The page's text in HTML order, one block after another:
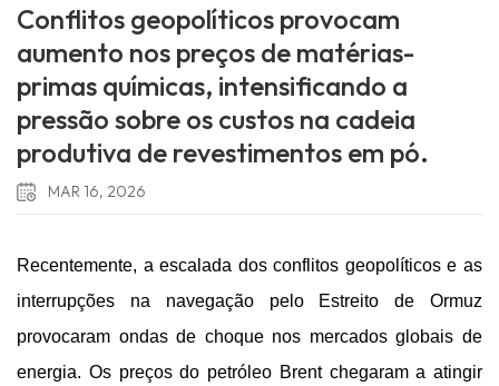
Conflitos geopolíticos provocam
aumento nos preços de matérias-
primas químicas, intensificando a
pressão sobre os custos na cadeia
produtiva de revestimentos em pó.
MAR 16, 2026
Recentemente, a escalada dos conflitos geopolíticos e as
interrupções na navegação pelo Estreito de Ormuz
provocaram ondas de choque nos mercados globais de
energia. Os preços do petróleo Brent chegaram a atingir